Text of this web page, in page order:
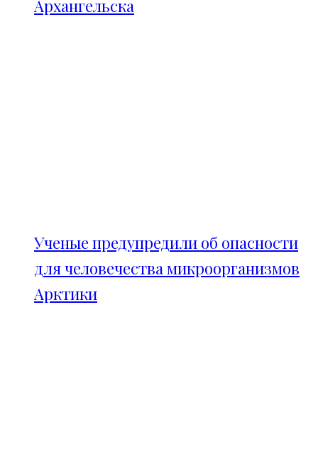
Архангельска
Ученые предупредили об опасности
для человечества микроорганизмов
Арктики